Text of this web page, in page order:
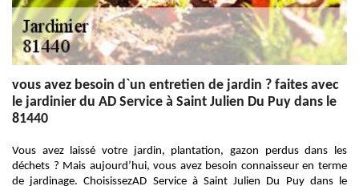
vous avez besoin d`un entretien de jardin ? faites avec
le jardinier du AD Service à Saint Julien Du Puy dans le
81440
Vous avez laissé votre jardin, plantation, gazon perdus dans les
déchets ? Mais aujourd’hui, vous avez besoin connaisseur en terme
de jardinage. ChoisissezAD Service à Saint Julien Du Puy dans le